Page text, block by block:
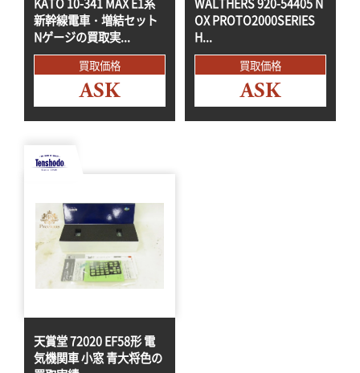
新幹線電車・増結セット
Nゲージの買取実...
買取価格
ASK
OX PROTO2000SERIES
H...
買取価格
ASK
天賞堂 72020 EF58形 電
気機関車 小窓 青大将色の